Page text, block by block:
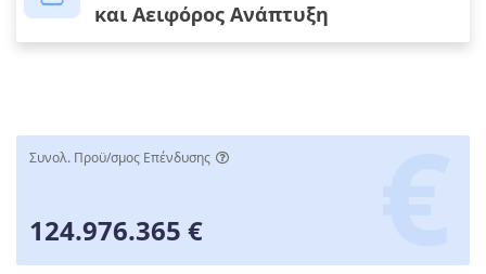
και Αειφόρος Ανάπτυξη
Συνολ. Προϋ/σμος Επένδυσης
124.976.365 €